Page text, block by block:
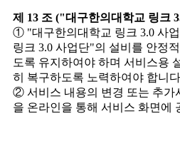
제 13 조 ("대구한의대학교 링크
① "대구한의대학교 링크 3.0 사
링크 3.0 사업단"의 설비를 안정
도록 유지하여야 하며 서비스용
히 복구하도록 노력하여야 합니
② 서비스 내용의 변경 또는 추가
을 온라인을 통해 서비스 화면에